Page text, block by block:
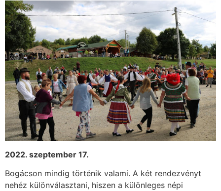
2022. szeptember 17.
Bogácson mindig történik valami. A két rendezvényt
nehéz különválasztani, hiszen a különleges népi